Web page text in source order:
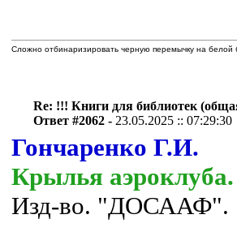
Сложно отбинаризировать черную перемычку на белой
Re: !!! Книги для библиотек
Ответ #2062 - 23.05.2025 :: 07:29:30
Гончаренко Г.И.
Крылья аэроклуба.
Изд-во. "ДОСААФ".